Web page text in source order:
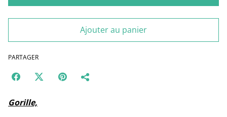
Ajouter au panier
PARTAGER
Gorille,